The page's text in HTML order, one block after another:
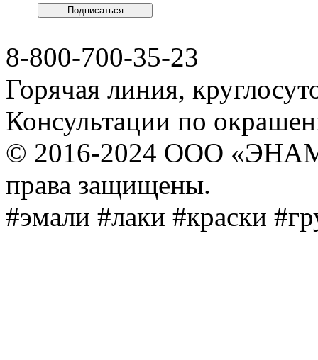
8-800-700-35-23
Горячая линия,
Консультации по
© 2016-2024 ООО
права защищены.
#эмали #лаки #краски